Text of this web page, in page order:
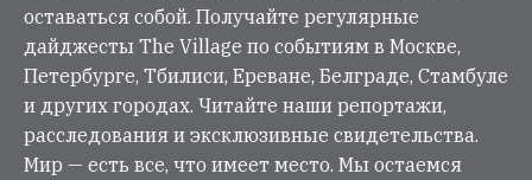
оставаться собой. Получайте регулярные
дайджесты The Village по событиям в Москве,
Петербурге, Тбилиси, Ереване, Белграде, Стамбуле
и других городах. Читайте наши репортажи,
расследования и эксклюзивные свидетельства.
Мир — есть все, что имеет место. Мы остаемся